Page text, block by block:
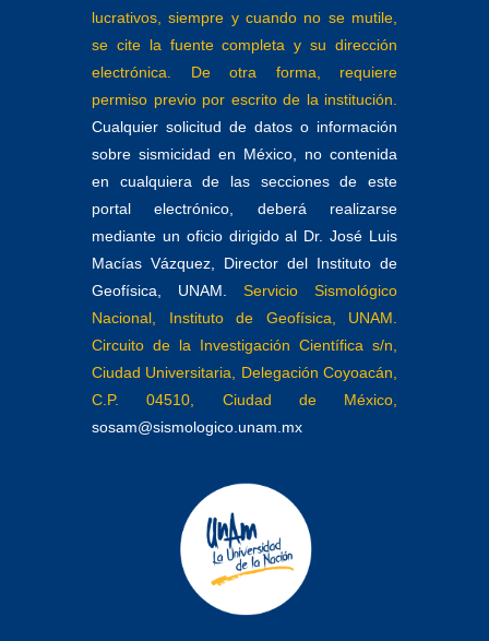
lucrativos, siempre y cuando no se mutile,
se cite la fuente completa y su dirección
electrónica. De otra forma, requiere
permiso previo por escrito de la institución.
Cualquier solicitud de datos o información
sobre sismicidad en México, no contenida
en cualquiera de las secciones de este
portal electrónico, deberá realizarse
mediante un oficio dirigido al Dr. José Luis
Macías Vázquez, Director del Instituto de
Geofísica, UNAM.
Servicio Sismológico
Nacional, Instituto de Geofísica, UNAM.
Circuito de la Investigación Científica s/n,
Ciudad Universitaria, Delegación Coyoacán,
C.P. 04510, Ciudad de México,
sosam@sismologico.unam.mx